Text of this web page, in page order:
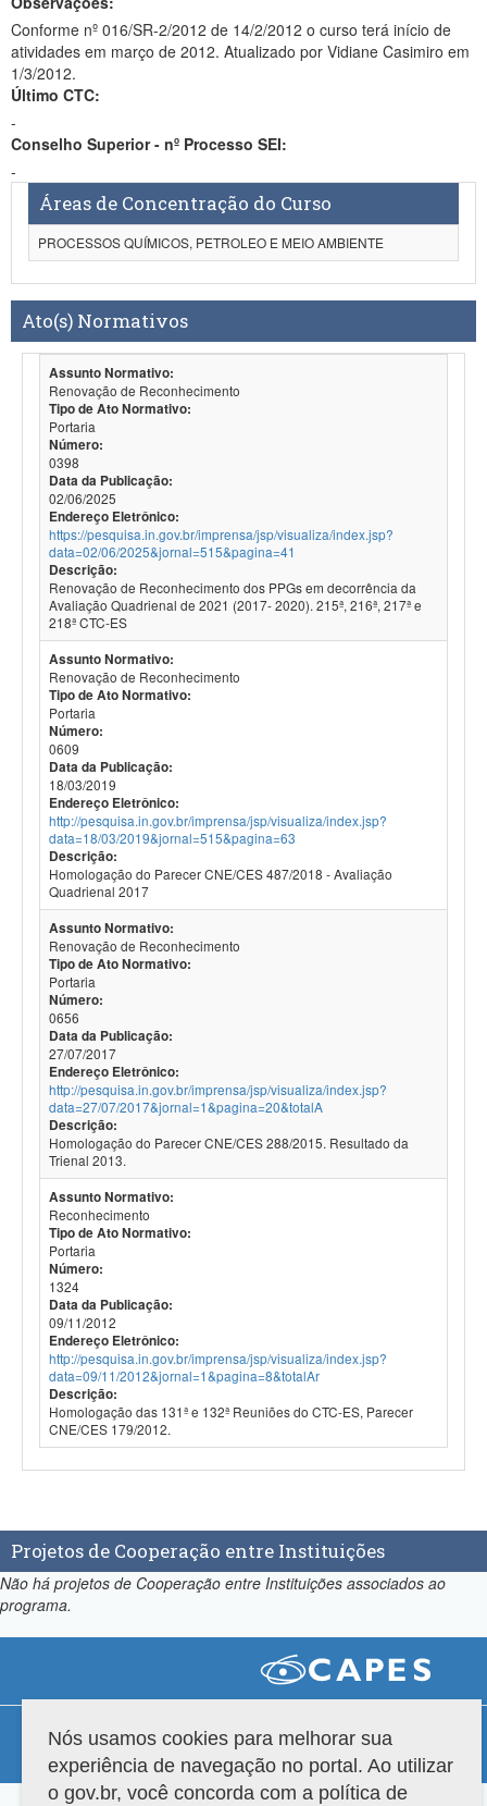
Conforme nº 016/SR-2/2012 de 14/2/2012 o curso terá início de
atividades em março de 2012. Atualizado por Vidiane Casimiro em
1/3/2012.
Último CTC:
-
Conselho Superior - nº Processo SEI:
-
Áreas de Concentração do Curso
PROCESSOS QUÍMICOS, PETROLEO E MEIO AMBIENTE
Ato(s) Normativos
Assunto Normativo:
Renovação de Reconhecimento
Tipo de Ato Normativo:
Portaria
Número:
0398
Data da Publicação:
02/06/2025
Endereço Eletrônico:
https://pesquisa.in.gov.br/imprensa/jsp/visualiza/index.jsp?
data=02/06/2025&jornal=515&pagina=41
Descrição:
Renovação de Reconhecimento dos PPGs em decorrência da
Avaliação Quadrienal de 2021 (2017- 2020). 215ª, 216ª, 217ª e
218ª CTC-ES
Assunto Normativo:
Renovação de Reconhecimento
Tipo de Ato Normativo:
Portaria
Número:
0609
Data da Publicação:
18/03/2019
Endereço Eletrônico:
http://pesquisa.in.gov.br/imprensa/jsp/visualiza/index.jsp?
data=18/03/2019&jornal=515&pagina=63
Descrição:
Homologação do Parecer CNE/CES 487/2018 - Avaliação
Quadrienal 2017
Assunto Normativo:
Renovação de Reconhecimento
Tipo de Ato Normativo:
Portaria
Número:
0656
Data da Publicação:
27/07/2017
Endereço Eletrônico:
http://pesquisa.in.gov.br/imprensa/jsp/visualiza/index.jsp?
data=27/07/2017&jornal=1&pagina=20&totalA
Descrição:
Homologação do Parecer CNE/CES 288/2015. Resultado da
Trienal 2013.
Assunto Normativo:
Reconhecimento
Tipo de Ato Normativo:
Portaria
Número:
1324
Data da Publicação:
09/11/2012
Endereço Eletrônico:
http://pesquisa.in.gov.br/imprensa/jsp/visualiza/index.jsp?
data=09/11/2012&jornal=1&pagina=8&totalAr
Descrição:
Homologação das 131ª e 132ª Reuniões do CTC-ES, Parecer
CNE/CES 179/2012.
Projetos de Cooperação entre Instituições
Não há projetos de Cooperação entre Instituições associados ao
programa.
Versão do sistema: 3.88.9 Copyright 2022 Capes. Todos os direitos reservados.
Nós usamos cookies para melhorar sua
experiência de navegação no portal. Ao utilizar
o gov.br, você concorda com a política de